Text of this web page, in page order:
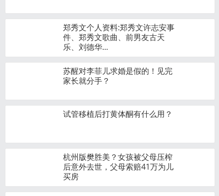
郑秀文个人资料:郑秀文许志安事
件、郑秀文歌曲、前男友古天
乐、刘德华...
苏醒对李菲儿求婚是假的！见完
家长就分手？
试管移植后打黄体酮有什么用？
杭州版樊胜美？女孩被父母压榨
后意外去世，父母索赔41万为儿
买房